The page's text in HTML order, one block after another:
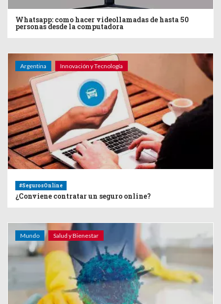
Whatsapp: como hacer videollamadas de hasta 50
personas desde la computadora
Argentina Innovación y Tecnología
#SegurosOnline
¿Conviene contratar un seguro online?
Mundo Salud y Bienestar